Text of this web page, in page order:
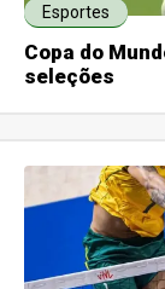
Esportes
Copa do
seleções